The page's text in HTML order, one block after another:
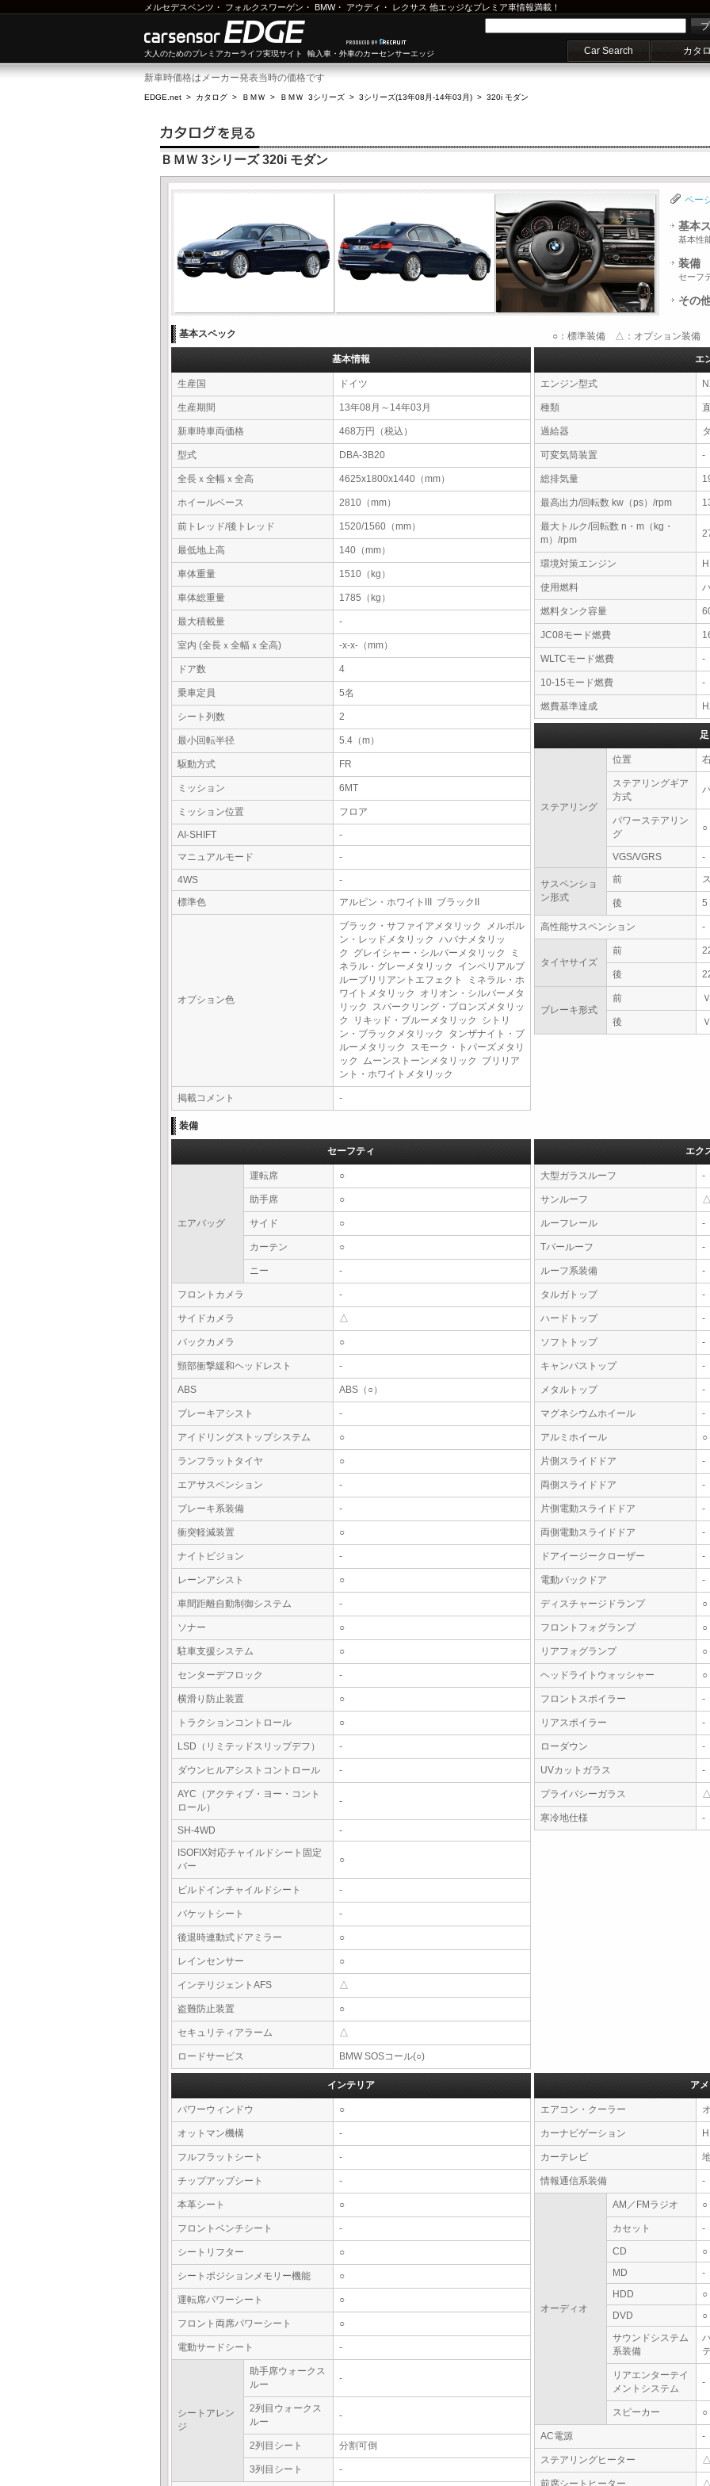
メルセデスベンツ ・ フォルクスワーゲン ・ BMW・ アウディ ・ レクサス 他エッジなプレミア車情報満載！
大人のためのプレミアカーライフ実現サイト 輸入車・外車のカーセンサーエッジ Car Search カタ
新車時価格はメーカー発表当時の価格です
EDGE.net > カタログ > ＢＭＷ > ＢＭＷ 3シリーズ > 3シリーズ(13年08月-14年03月) > 320i モダン
ＢＭＷ 3シリーズ 320i モダン
ペー
基本
基本性
装備
セーフ
その
基本スペック ○：標準装備 △：オプション装備 -
基本情報
生産国 ドイツ
生産期間 13年08月～14年03月
新車時車両価格 468万円（税込）
型式 DBA-3B20
全長ｘ全幅ｘ全高 4625x1800x1440（mm）
ホイールベース 2810（mm）
前トレッド/後トレッド 1520/1560（mm）
最低地上高 140（mm）
車体重量 1510（kg）
車体総重量 1785（kg）
最大積載量 -
室内 (全長ｘ全幅ｘ全高) -x-x-（mm）
ドア数 4
乗車定員 5名
シート列数 2
最小回転半径 5.4（m）
駆動方式 FR
ミッション 6MT
ミッション位置 フロア
AI-SHIFT
-
マニュアルモード
-
4WS
-
標準色
アルピン・ホワイトIII ブラックII
オプション色
ブラック・サファイアメタリック メルボル
ン・レッドメタリック ハバナメタリッ
ク グレイシャー・シルバーメタリック ミ
ネラル・グレーメタリック インペリアルブ
ルーブリリアントエフェクト ミネラル・ホ
ワイトメタリック オリオン・シルバーメタ
リック スパークリング・ブロンズメタリッ
ク リキッド・ブルーメタリック シトリ
ン・ブラックメタリック タンザナイト・ブ
ルーメタリック スモーク・トパーズメタリ
ック ムーンストーンメタリック ブリリア
ント・ホワイトメタリック
掲載コメント -
エ
エンジン型式
種類
過給器
可変気筒装置 -
総排気量
最高出力/回転数 kw（ps）/rpm
最大トルク/回転数 n・m（kg・
m）/rpm
環境対策エンジン
使用燃料
燃料タンク容量
JC08モード燃費
WLTCモード燃費 -
10-15モード燃費 -
燃費基準達成
ステアリング
位置
ステアリングギア
方式
パワーステアリン
グ
○
VGS/VGRS -
サスペンショ
ン形式
前
後 5
高性能サスペンション -
タイヤサイズ
前
後
ブレーキ形式
前
後
装備
セーフティ
エアバッグ
運転席 ○
助手席 ○
サイド ○
カーテン ○
ニー -
フロントカメラ -
サイドカメラ △
バックカメラ ○
頸部衝撃緩和ヘッドレスト -
ABS ABS（○）
ブレーキアシスト -
アイドリングストップシステム ○
ランフラットタイヤ ○
エアサスペンション -
ブレーキ系装備 -
衝突軽減装置 ○
ナイトビジョン -
レーンアシスト ○
車間距離自動制御システム -
ソナー ○
駐車支援システム ○
センターデフロック -
横滑り防止装置 ○
トラクションコントロール ○
LSD（リミテッドスリップデフ） -
ダウンヒルアシストコントロール -
AYC（アクティブ・ヨー・コント
ロール）
-
SH-4WD
-
ISOFIX対応チャイルドシート固定
バー
○
ビルドインチャイルドシート -
バケットシート -
後退時連動式ドアミラー ○
レインセンサー ○
インテリジェントAFS △
盗難防止装置 ○
セキュリティアラーム △
ロードサービス BMW SOSコール(○)
エク
大型ガラスルーフ -
サンルーフ △
ルーフレール -
Tバールーフ -
ルーフ系装備 -
タルガトップ -
ハードトップ -
ソフトトップ -
キャンバストップ -
メタルトップ -
マグネシウムホイール -
アルミホイール ○
片側スライドドア -
両側スライドドア -
片側電動スライドドア -
両側電動スライドドア -
ドアイージークローザー -
電動バックドア -
ディスチャージドランプ ○
フロントフォグランプ ○
リアフォグランプ ○
ヘッドライトウォッシャー ○
フロントスポイラー -
リアスポイラー -
ローダウン -
UVカットガラス -
プライバシーガラス △
寒冷地仕様 -
インテリア
パワーウィンドウ ○
オットマン機構 -
フルフラットシート -
チップアップシート -
本革シート ○
フロントベンチシート -
シートリフター ○
シートポジションメモリー機能 ○
運転席パワーシート ○
フロント両席パワーシート ○
電動サードシート -
シートアレン
ジ
助手席ウォークス
ルー
-
2列目ウォークス
ルー
-
2列目シート 分割可倒
3列目シート -
ア
エアコン・クーラー
カーナビゲーション
カーテレビ
情報通信系装備 -
オーディオ
AM／FMラジオ ○
カセット -
CD
○
MD
-
HDD
○
DVD
○
サウンドシステム
系装備
リアエンターテイ
メントシステム
-
スピーカー ○
AC電源 -
ステアリングヒーター △
前席シートヒーター △